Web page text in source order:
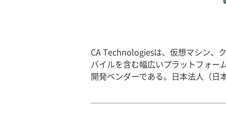
CA Technologiesは、仮想マシン、
バイルを含む幅広いプラットフォー
開発ベンダーである。日本法人（日